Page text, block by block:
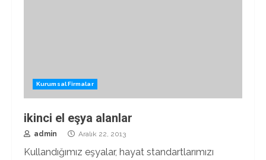
Kurumsal Firmalar
ikinci el eşya alanlar
admin Aralık 22, 2013
Kullandığımız eşyalar, hayat standartlarımızı